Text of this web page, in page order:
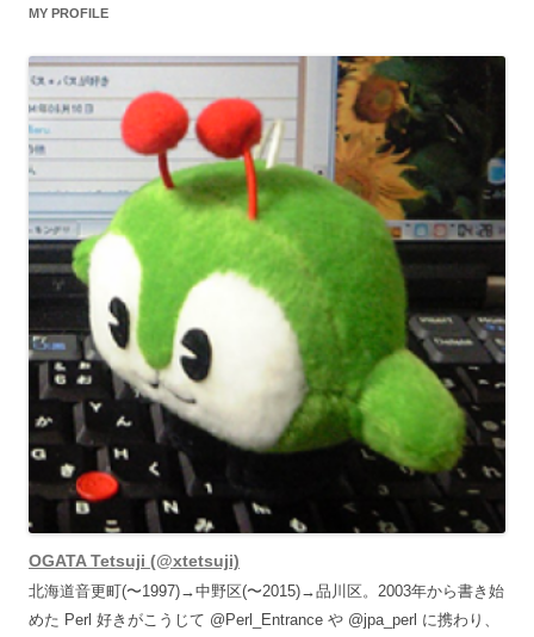
MY PROFILE
OGATA Tetsuji (@xtetsuji)
北海道音更町(〜1997)→中野区(〜2015)→品川区。2003年から書き始
めた Perl 好きがこうじて @Perl_Entrance や @jpa_perl に携わり、